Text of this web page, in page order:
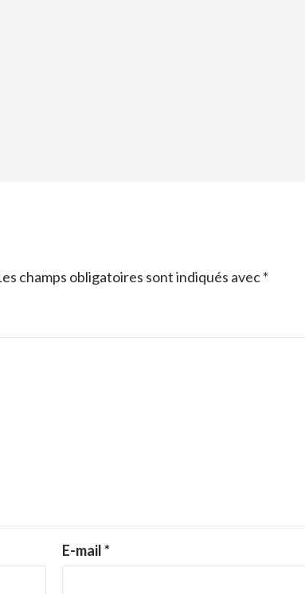
champs obligatoires sont indiqués avec*
E-mail*